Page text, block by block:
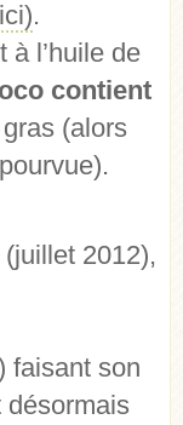
.
à l’huile de
contient
(alors
2012),
faisant son